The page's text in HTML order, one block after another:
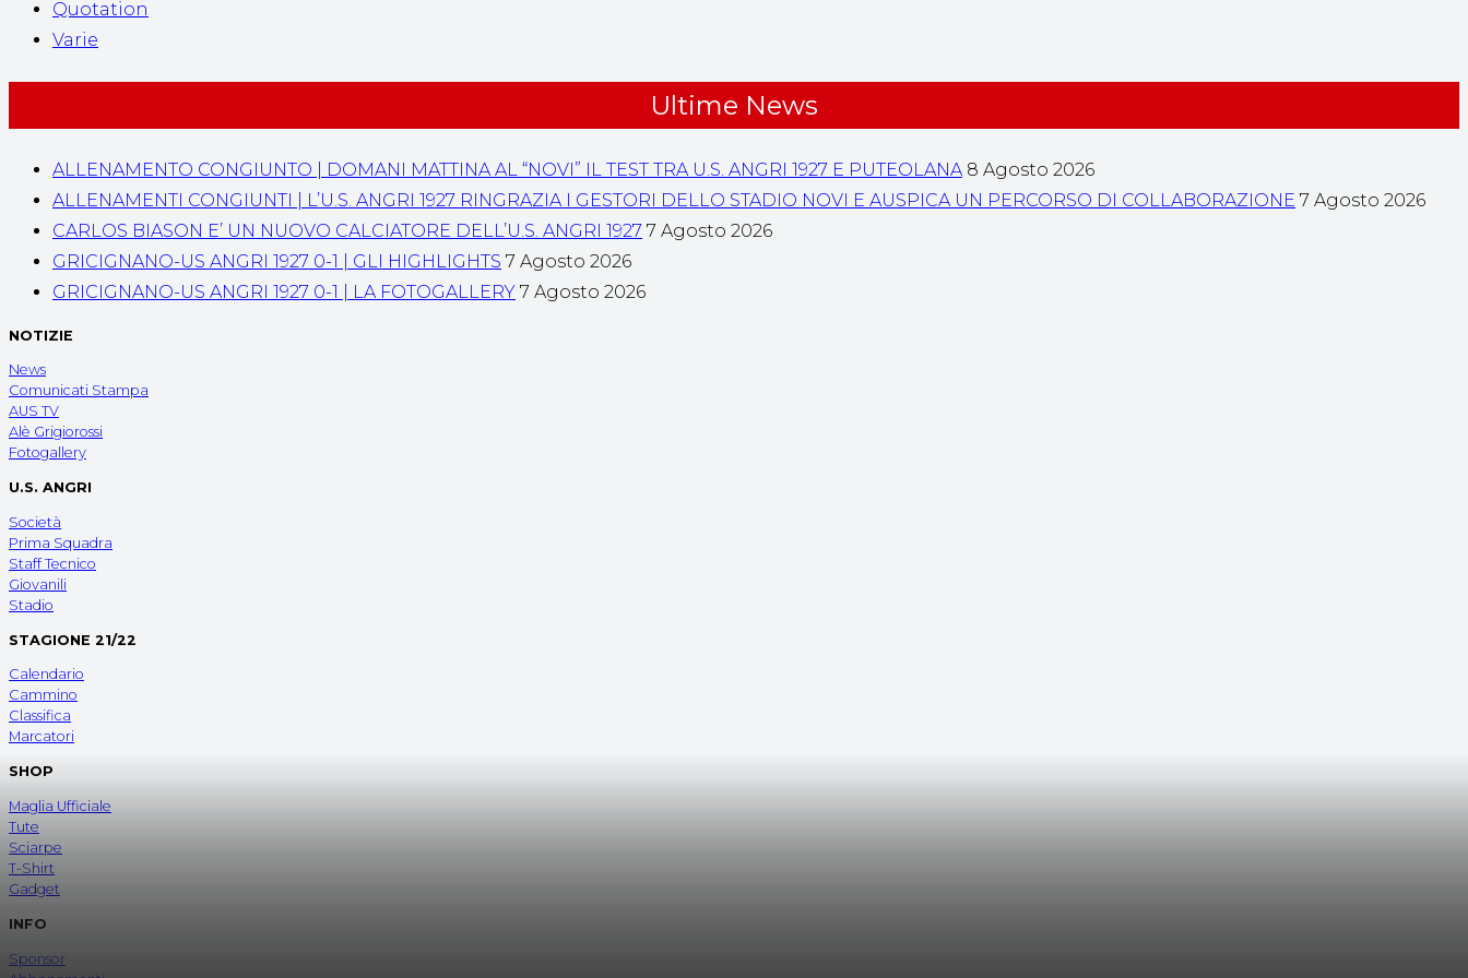
Quotation
Varie
Ultime News
ALLENAMENTO CONGIUNTO | DOMANI MATTINA AL “NOVI” IL TEST TRA U.S. ANGRI 1927 E PUTEOLANA 8 Agosto 2026
ALLENAMENTI CONGIUNTI | L’U.S. ANGRI 1927 RINGRAZIA I GESTORI DELLO STADIO NOVI E AUSPICA UN PERCORSO DI COLLABORAZIONE 7 Agosto 2026
CARLOS BIASON E’ UN NUOVO CALCIATORE DELL’U.S. ANGRI 1927 7 Agosto 2026
GRICIGNANO-US ANGRI 1927 0-1 | GLI HIGHLIGHTS 7 Agosto 2026
GRICIGNANO-US ANGRI 1927 0-1 | LA FOTOGALLERY 7 Agosto 2026
NOTIZIE
News
Comunicati Stampa
AUS TV
Alè Grigiorossi
Fotogallery
U.S. ANGRI
Società
Prima Squadra
Staff Tecnico
Giovanili
Stadio
STAGIONE 21/22
Calendario
Cammino
Classifica
Marcatori
SHOP
Maglia Ufficiale
Tute
Sciarpe
T-Shirt
Gadget
INFO
Sponsor